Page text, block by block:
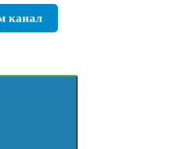
канал